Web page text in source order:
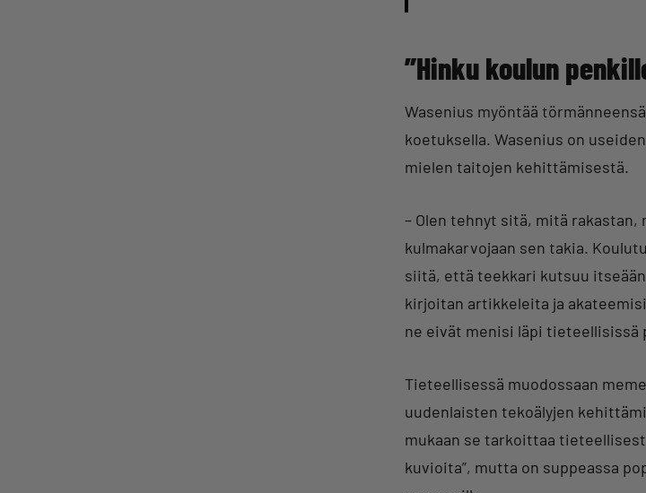
”Hinku koulun
Wasenius myöntää
koetuksella. Wasenius on
mielen taitojen kehittämisestä.
– Olen tehnyt sitä, mitä
kulmakarvojaan sen takia.
siitä, että teekkari kutsuu
kirjoitan artikkeleita ja
ne eivät menisi läpi tieteellisissä
Tieteellisessä muodossaan
uudenlaisten tekoälyjen
mukaan se tarkoittaa
kuvioita”, mutta on suppeassa